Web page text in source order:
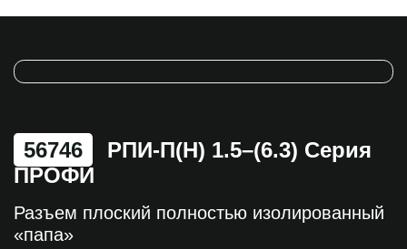
56746
РПИ-П(н) 1.5–(6.3) Серия
ПРОФИ
Разъем плоский полностью изолированный
«папа»